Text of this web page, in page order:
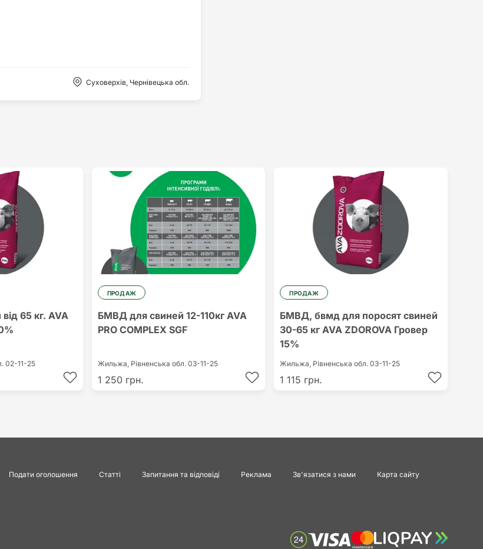
Суховерхів, Чернівецька обл.
65 кг. AVA
02-11-25
ПРОДАЖ
БМВД для свиней 12-110кг AVA
PRO COMPLEX SGF
Жильжа, Рівненська обл. 03-11-25
1 250 грн.
ПРОДАЖ
БМВД, бвмд для поросят свиней
30-65 кг AVA ZDOROVA Гровер
15%
Жильжа, Рівненська обл.03-11-25
1 115 грн.
Подати оголошення Статті Запитання та відповіді Реклама Зв'язатися з нами Карта сайту